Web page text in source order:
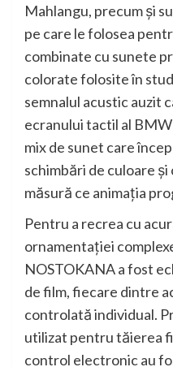
Mahlangu, precum şi
pe care le folosea
combinate cu sunete
colorate folosite în
semnalul acustic auzit
ecranului tactil al
mix de sunet care
schimbări de culoare
măsură ce animaţia
Pentru a recrea cu
ornamentaţiei
NOSTOKANA a fost
de film, fiecare dintre
controlată individual.
utilizat pentru tăierea
control electronic au